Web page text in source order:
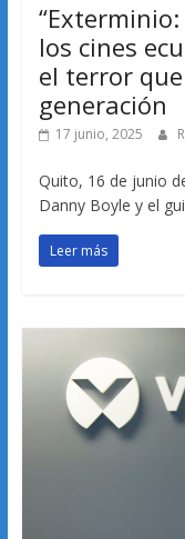
los cines
el terror
generación
17 junio, 2025
Quito, 16 de junio
Danny Boyle y el
Leer más